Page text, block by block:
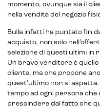
Marketplace for selling
E-commerce
Marketplace integration
Payment gateway
Customer service
momento, ovunque sia il
nella vendita del negozio
Bulla infatti ha puntato fin
acquisto, non solo
selezione di questi ultimi in
Un bravo venditore è
cliente, ma che propone
quest’ultimo non si
tempo ad ogni persona
prescindere dal fatto che